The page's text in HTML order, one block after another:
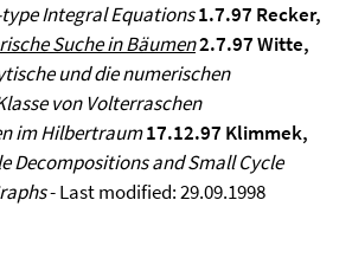
Integral Equations1.7.97 Recker,
Suche in Bäumen2.7.97Witte,
und die numerischen
von Volterraschen
im Hilbertraum17.12.97 Klimmek,
Decompositions and Small Cycle
- Last modified: 29.09.1998